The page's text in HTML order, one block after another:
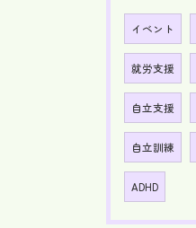
イベント
就労支援
自立支援
自立訓練
ADHD